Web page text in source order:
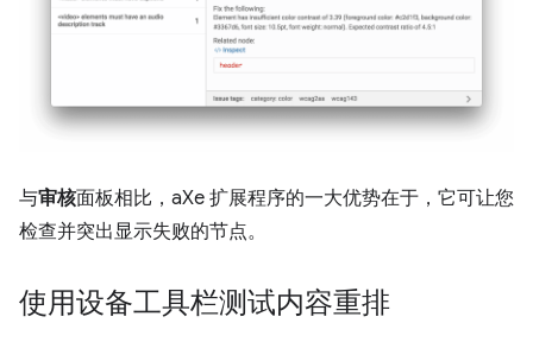
与审核面板相比，aXe 扩展程序的一大优势在于，它可让您
检查并突出显示失败的节点。
使用设备工具栏测试内容重排